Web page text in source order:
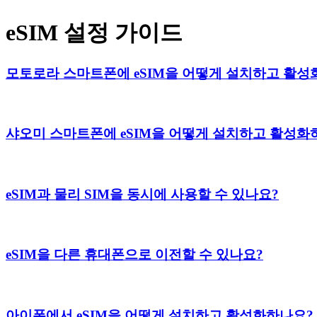
eSIM 설정 가이드
모토로라 스마트폰에 eSIM을 어떻게 설치하고 활성
샤오미 스마트폰에 eSIM을 어떻게 설치하고 활성화
eSIM과 물리 SIM을 동시에 사용할 수 있나요?
eSIM을 다른 휴대폰으로 이전할 수 있나요?